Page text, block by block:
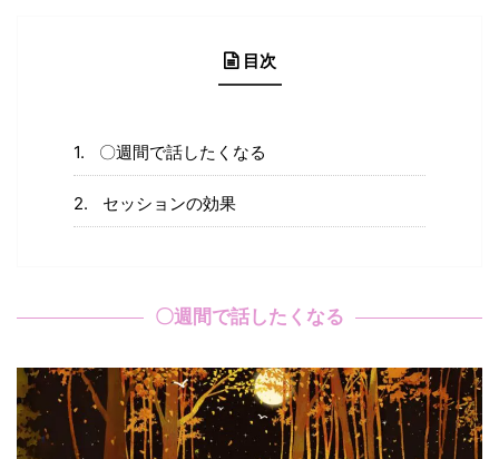
目次
〇週間で話したくなる
セッションの効果
〇週間で話したくなる